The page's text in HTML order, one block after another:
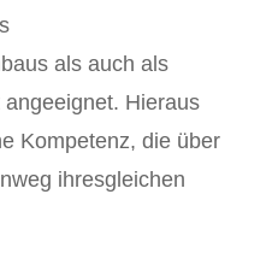
als auch als
Hieraus
Kompetenz, die über
ihresgleichen